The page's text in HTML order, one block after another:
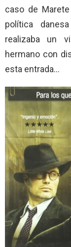
caso de
política
realizaba un
hermano con
esta entrada…